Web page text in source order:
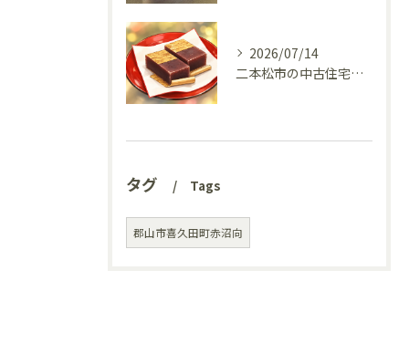
2026/07/14
二本松市の中古住宅、リフォーム前の様子を見てきました(^^♪
タグ Tags
郡山市喜久田町赤沼向